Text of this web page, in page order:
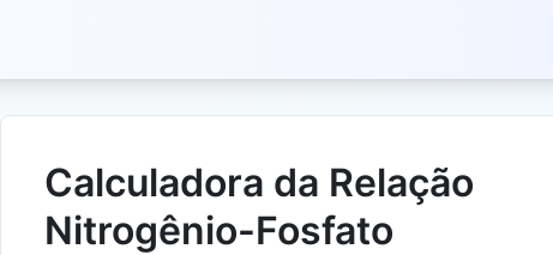
Calculadora da Relação
Nitrogênio-Fosfato